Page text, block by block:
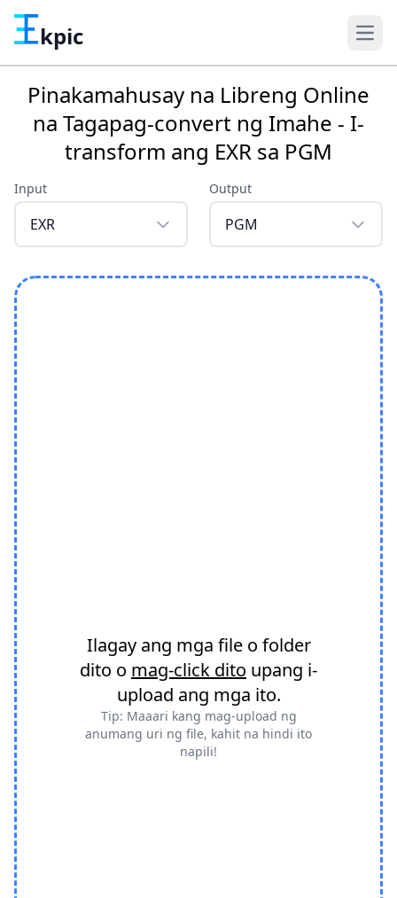
kpic
Pinakamahusay na Libreng Online
na Tagapag-convert ng Imahe - I-
transform ang EXR sa PGM
Input
EXR
Output
PGM
Ilagay ang mga file o folder
dito o mag-click dito upang i-
upload ang mga ito.
Tip: Maaari kang mag-upload ng
anumang uri ng file, kahit na hindi ito
napili!